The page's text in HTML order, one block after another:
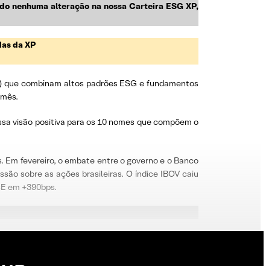
nenhuma alteração na nossa Carteira ESG XP,
da XP
combinam altos padrões ESG e fundamentos
visão positiva para os 10 nomes que compõem o
fevereiro, o embate entre o governo e o Banco
sobre as ações brasileiras. O índice IBOV caiu
em +390bps.